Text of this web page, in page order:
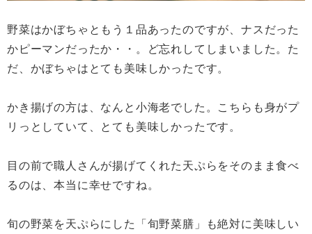
野菜はかぼちゃともう１品あったのですが、ナスだった
かピーマンだったか・・。ど忘れしてしまいました。た
だ、かぼちゃはとても美味しかったです。
かき揚げの方は、なんと小海老でした。こちらも身がプ
リっとしていて、とても美味しかったです。
目の前で職人さんが揚げてくれた天ぷらをそのまま食べ
るのは、本当に幸せですね。
旬の野菜を天ぷらにした「旬野菜膳」も絶対に美味しい